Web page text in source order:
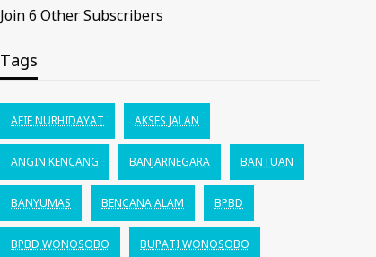
Join 6 Other Subscribers
Tags
AFIF NURHIDAYAT AKSES JALAN
ANGIN KENCANG BANJARNEGARA BANTUAN
BANYUMAS BENCANA ALAM BPBD
BPBD WONOSOBO BUPATI WONOSOBO